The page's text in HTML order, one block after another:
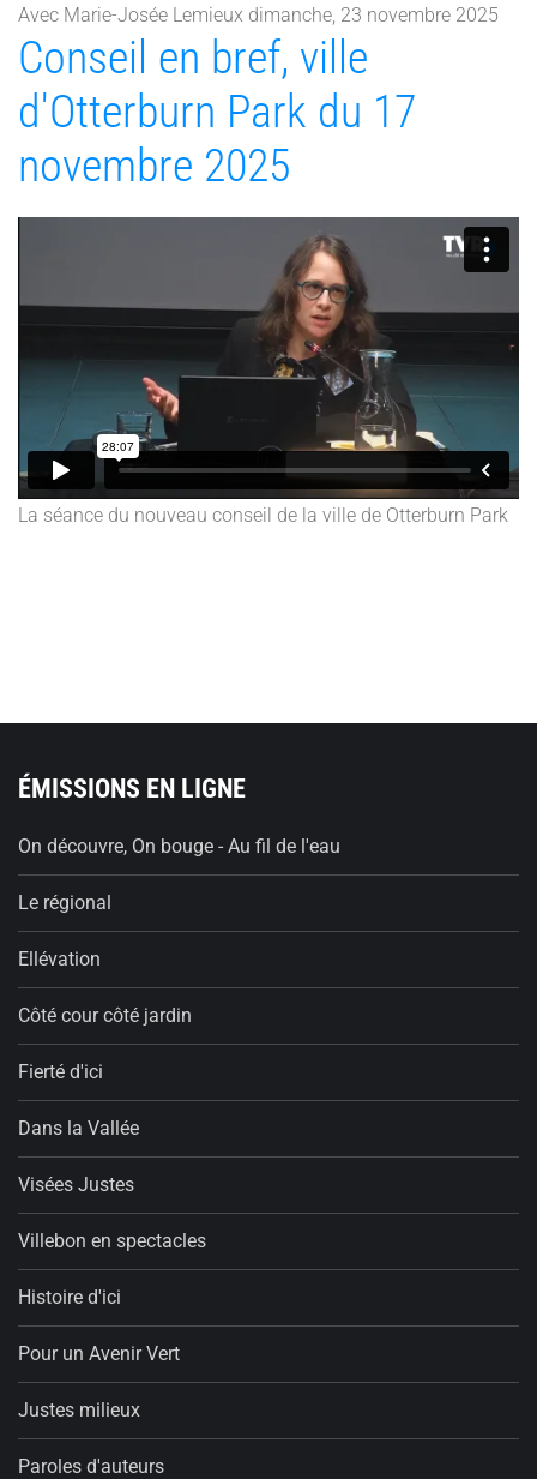
Avec Marie-Josée Lemieux dimanche, 23 novembre 2025
Conseil en bref, ville
d'Otterburn Park du 17
novembre 2025
La séance du nouveau conseil de la ville de Otterburn Park
ÉMISSIONS EN LIGNE
On découvre, On bouge - Au fil de l'eau
Le régional
Ellévation
Côté cour côté jardin
Fierté d'ici
Dans la Vallée
Visées Justes
Villebon en spectacles
Histoire d'ici
Pour un Avenir Vert
Justes milieux
Paroles d'auteurs